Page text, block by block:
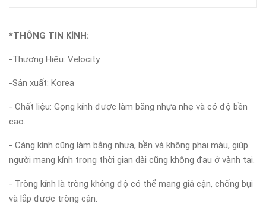
*THÔNG TIN KÍNH:
-Thương Hiệu: Velocity
-Sản xuất: Korea
- Chất liệu: Gọng kính được làm bằng nhựa nhẹ và có độ bền
cao.
- Càng kính cũng làm bằng nhựa, bền và không phai màu, giúp
người mang kính trong thời gian dài cũng không đau ở vành tai.
- Tròng kính là tròng không độ có thể mang giả cận, chống bụi
và lắp được tròng cận.